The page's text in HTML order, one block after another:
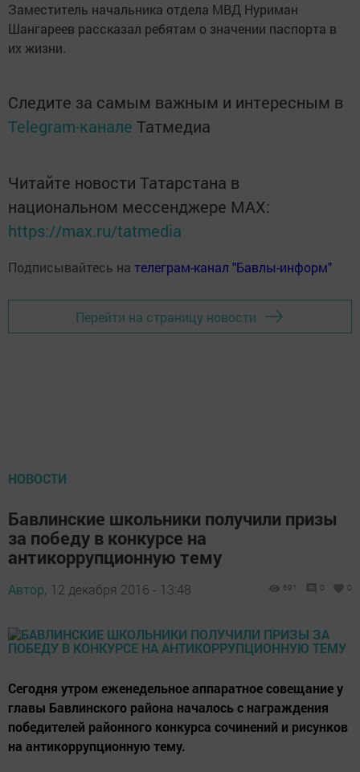
Заместитель начальника отдела МВД Нуриман
Шангареев рассказал ребятам о значении паспорта в
их жизни.
Следите за самым важным и интересным в
Telegram-канале Татмедиа
Читайте новости Татарстана в
национальном мессенджере MАХ:
https://max.ru/tatmedia
Подписывайтесь на телеграм-канал "Бавлы-информ"
Перейти на страницу новости
НОВОСТИ
Бавлинские школьники получили призы
за победу в конкурсе на
антикоррупционную тему
Автор, 12 декабря 2016 - 13:48 691 0 0
Сегодня утром еженедельное аппаратное совещание у
главы Бавлинского района началось с награждения
победителей районного конкурса сочинений и рисунков
на антикоррупционную тему.